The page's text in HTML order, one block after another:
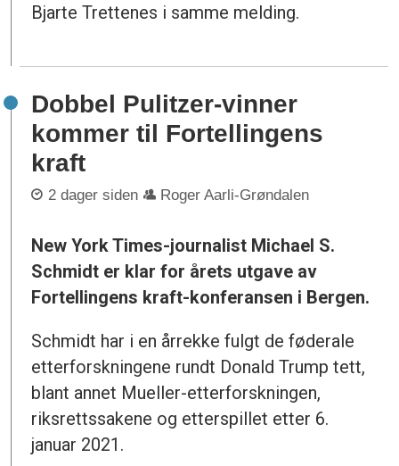
Bjarte Trettenes i samme melding.
Dobbel Pulitzer-vinner
kommer til Fortellingens
kraft
2 dager siden Roger Aarli-Grøndalen
New York Times-journalist Michael S.
Schmidt er klar for årets utgave av
Fortellingens kraft-konferansen i Bergen.
Schmidt har i en årrekke fulgt de føderale
etterforskningene rundt Donald Trump tett,
blant annet Mueller-etterforskningen,
riksrettssakene og etterspillet etter 6.
januar 2021.